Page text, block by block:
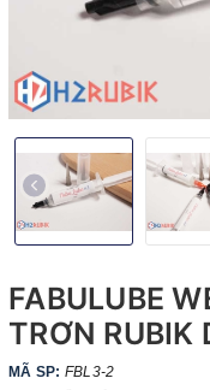
FABULUBE
TRƠN RUBIK
MÃ SP: FBL3-2